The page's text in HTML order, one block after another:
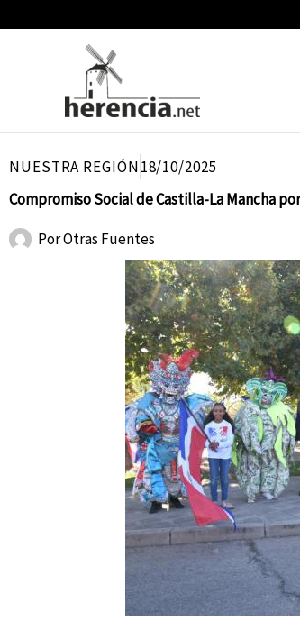
NUESTRA REGIÓN18/10/2025
Compromiso Social de Castilla-La Mancha
PorOtras Fuentes